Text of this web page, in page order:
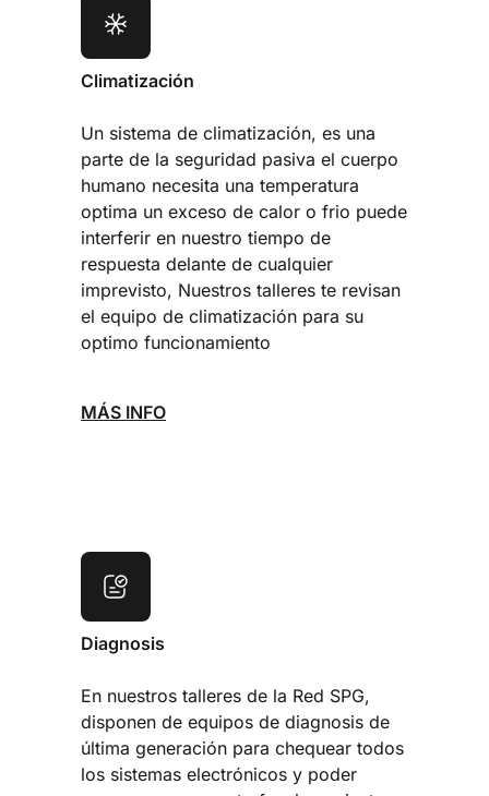
Climatización
Un sistema de climatización, es una
parte de la seguridad pasiva el cuerpo
humano necesita una temperatura
optima un exceso de calor o frio puede
interferir en nuestro tiempo de
respuesta delante de cualquier
imprevisto, Nuestros talleres te revisan
el equipo de climatización para su
optimo funcionamiento
MÁS INFO
Diagnosis
En nuestros talleres de la Red SPG,
disponen de equipos de diagnosis de
última generación para chequear todos
los sistemas electrónicos y poder